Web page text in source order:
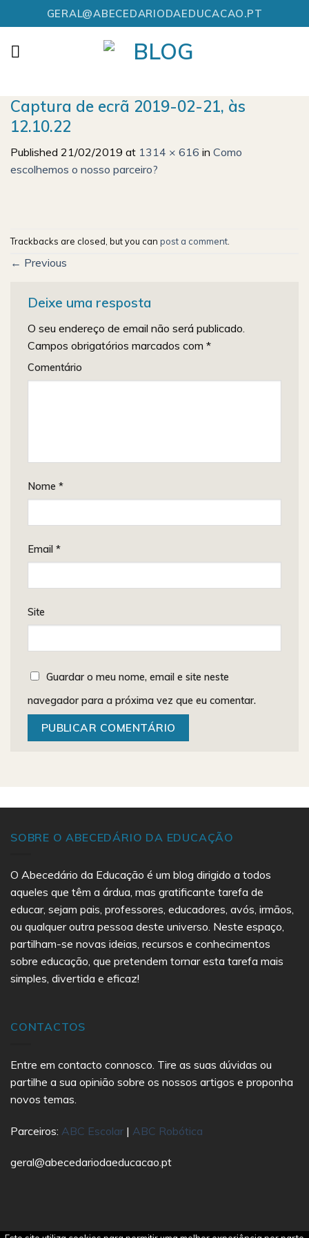
to
content
GERAL@ABECEDARIODAEDUCACAO.PT
Captura de ecrã 2019-02-21, às
12.10.22
Published 21/02/2019 at 1314 × 616 in Como
escolhemos o nosso parceiro?
Trackbacks are closed, but you can post a comment
← Previous
Deixe uma resposta
O seu endereço de email não será publicado.
Campos obrigatórios marcados com *
Comentário
Nome *
Email *
Site
Guardar o meu nome, email e site neste
navegador para a próxima vez que eu comentar.
SOBRE O ABECEDÁRIO DA EDUCAÇÃO
O Abecedário da Educação é um blog dirigido a todos
aqueles que têm a árdua, mas gratificante tarefa de
educar, sejam pais, professores, educadores, avós, irmãos,
ou qualquer outra pessoa deste universo. Neste espaço,
partilham-se novas ideias, recursos e conhecimentos
sobre educação, que pretendem tornar esta tarefa mais
simples, divertida e eficaz!
CONTACTOS
Entre em contacto connosco. Tire as suas dúvidas ou
partilhe a sua opinião sobre os nossos artigos e proponha
novos temas.
Parceiros: ABC Escolar | ABC Robótica
geral@abecedariodaeducacao.pt